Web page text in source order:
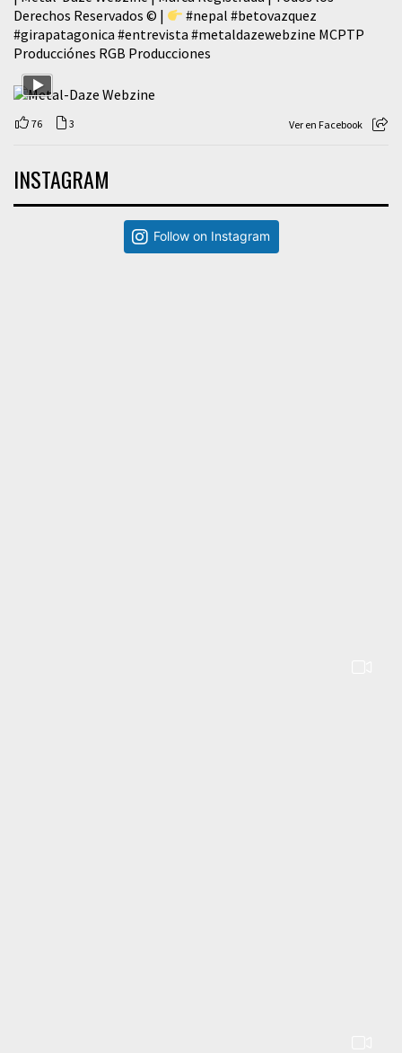
Derechos Reservados © |
#nepal #betovazquez
#girapatagonica #entrevista #metaldazewebzine MCPTP
Producciónes RGB Producciones
76 3 Ver en Facebook
INSTAGRAM
Follow on Instagram